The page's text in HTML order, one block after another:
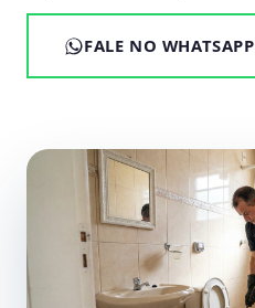
FALE NO WHATSAPP